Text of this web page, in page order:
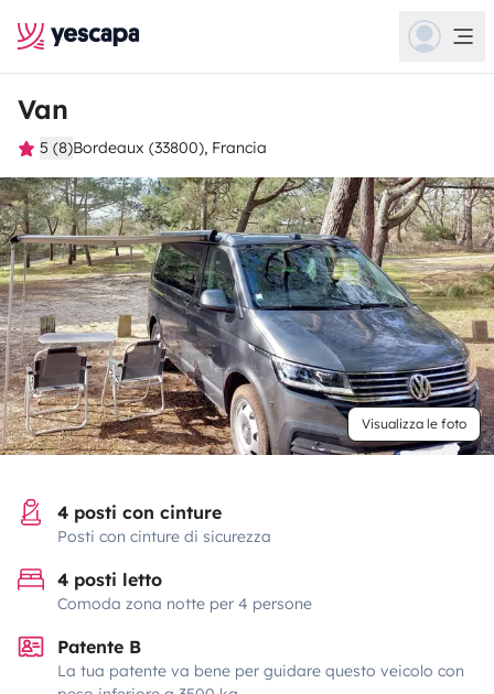
Van
5 (8)Bordeaux (33800), Francia
Visualizza le foto
4 posti con cinture
Posti con cinture di sicurezza
4 posti letto
Comoda zona notte per 4 persone
Patente B
La tua patente va bene per guidare questo veicolo con